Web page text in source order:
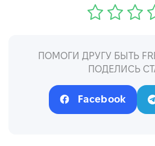
ПОМОГИ ДРУГУ БЫТЬ
ПОДЕЛИСЬ
Facebook